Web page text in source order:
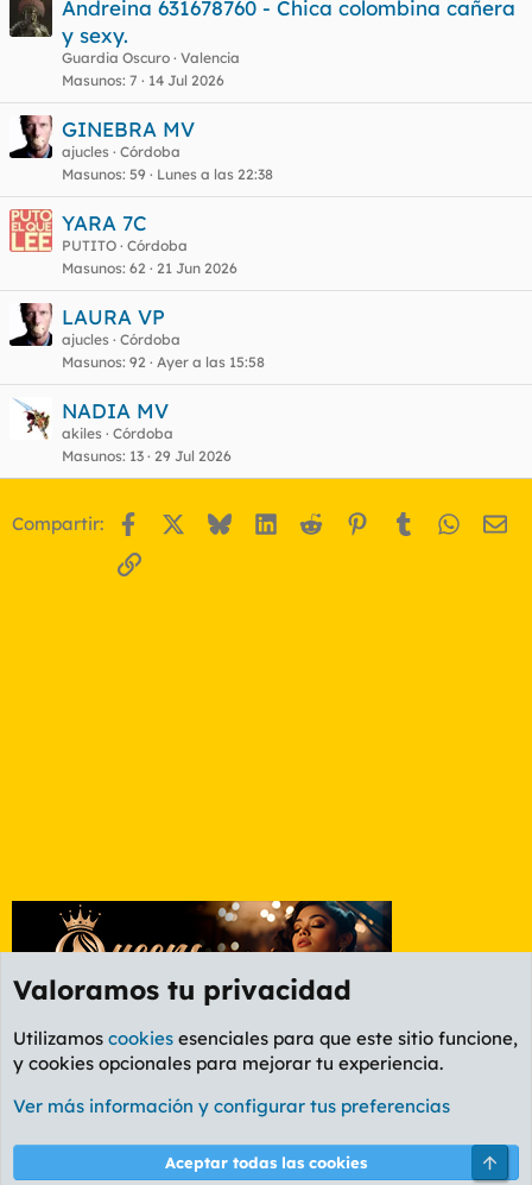
e
t
Andreina 631678760 - Chica colombina cañera
y sexy.
Guardia Oscuro Valencia
Masunos 7 14 Jul 2026
GINEBRA MV
ajucles Córdoba
Masunos 59 Lunes a las 22:38
YARA 7C
PUTITO Córdoba
Masunos 62 21 Jun 2026
LAURA VP
ajucles Córdoba
Masunos 92 Ayer a las 15:58
NADIA MV
akiles Córdoba
Masunos 13 29 Jul 2026
Compartir: Facebook BlueskyLinkedIn
Reddit Pinterest
Tumblr
Enlace
Valladolid y Salamanca
Cookies
PL OLDSTYLE AMARILLO
Términos y reglas Política de privacidad Ayuda
Valoramos tu privacidad
Utilizamos cookies esenciales para que este sitio funcione,
y cookies opcionales para mejorar tu experiencia.
Ver más información y configurar tus preferencias
Aceptar todas las cookies